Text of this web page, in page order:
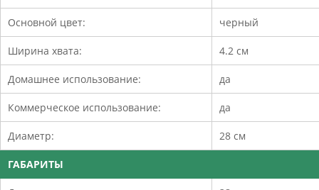
Основной цвет: черный
Ширина хвата: 4.2 см
Домашнее использование: да
Коммерческое использование: да
Диаметр: 28 см
ГАБАРИТЫ